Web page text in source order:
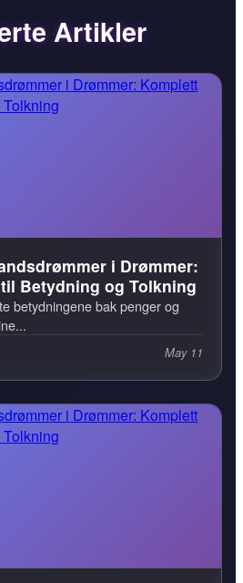
Artikler
i Drømmer:
Betydning og Tolkning
betydningene bak penger og
May 11